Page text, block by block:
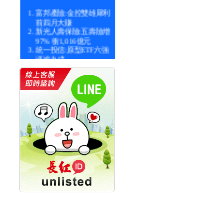
富邦產險:金控雙雄犀利
前四月大賺
新光人壽保險:五壽險增
97% 衝1,016億元
統一投信:原型ETF六強
漲逾九成
統一投信:主動式ETF溢
價 被盯上
新光人壽保險:新壽Q1外
價金將達996億
宇辰系統科技:宇辰業績
創新高 啟動興櫃轉上櫃
計畫
明緯企業:明緯永續科技
競賽 以電源驅動善的力
量
秀育企業:秀育SHO-U儲
能系統 獲國內首張CNS
認證
聯博投信:聯博00404A
從容擁抱台股主流